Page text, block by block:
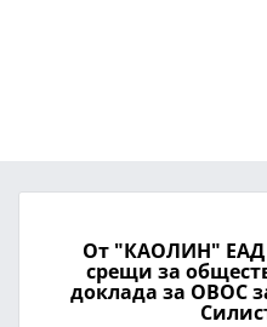
От "КАОЛИН" ЕАД
срещи за
доклада за ОВОС